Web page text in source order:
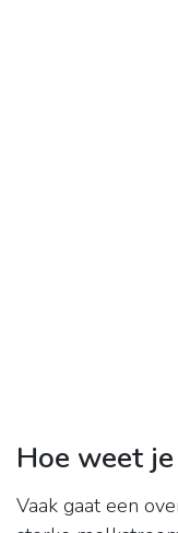
Hoe weet
Vaak gaat een